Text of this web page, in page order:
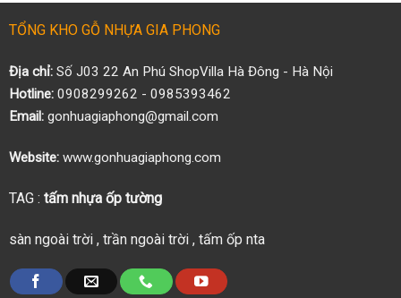
TỔNG KHO GỖ NHỰA GIA PHONG
Địa chỉ:Số J03 22 An Phú ShopVilla Hà Đông - Hà Nội
Hotline:0908299262 - 0985393462
Email:gonhuagiaphong@gmail.com
Website:www.gonhuagiaphong.com
TAG : tấm nhựa ốp tường
sàn ngoài trời, trần ngoài trời, tấm ốp nta